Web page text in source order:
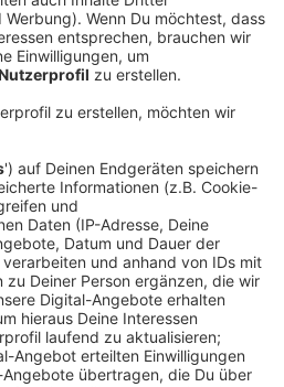
30.09.2021 15:34
dann viel zu viel
heute die
aufmerksam. Viele
vergangenen Jahren bei der
Die
dann zum Beispiel 76 Euro
offene Betrag